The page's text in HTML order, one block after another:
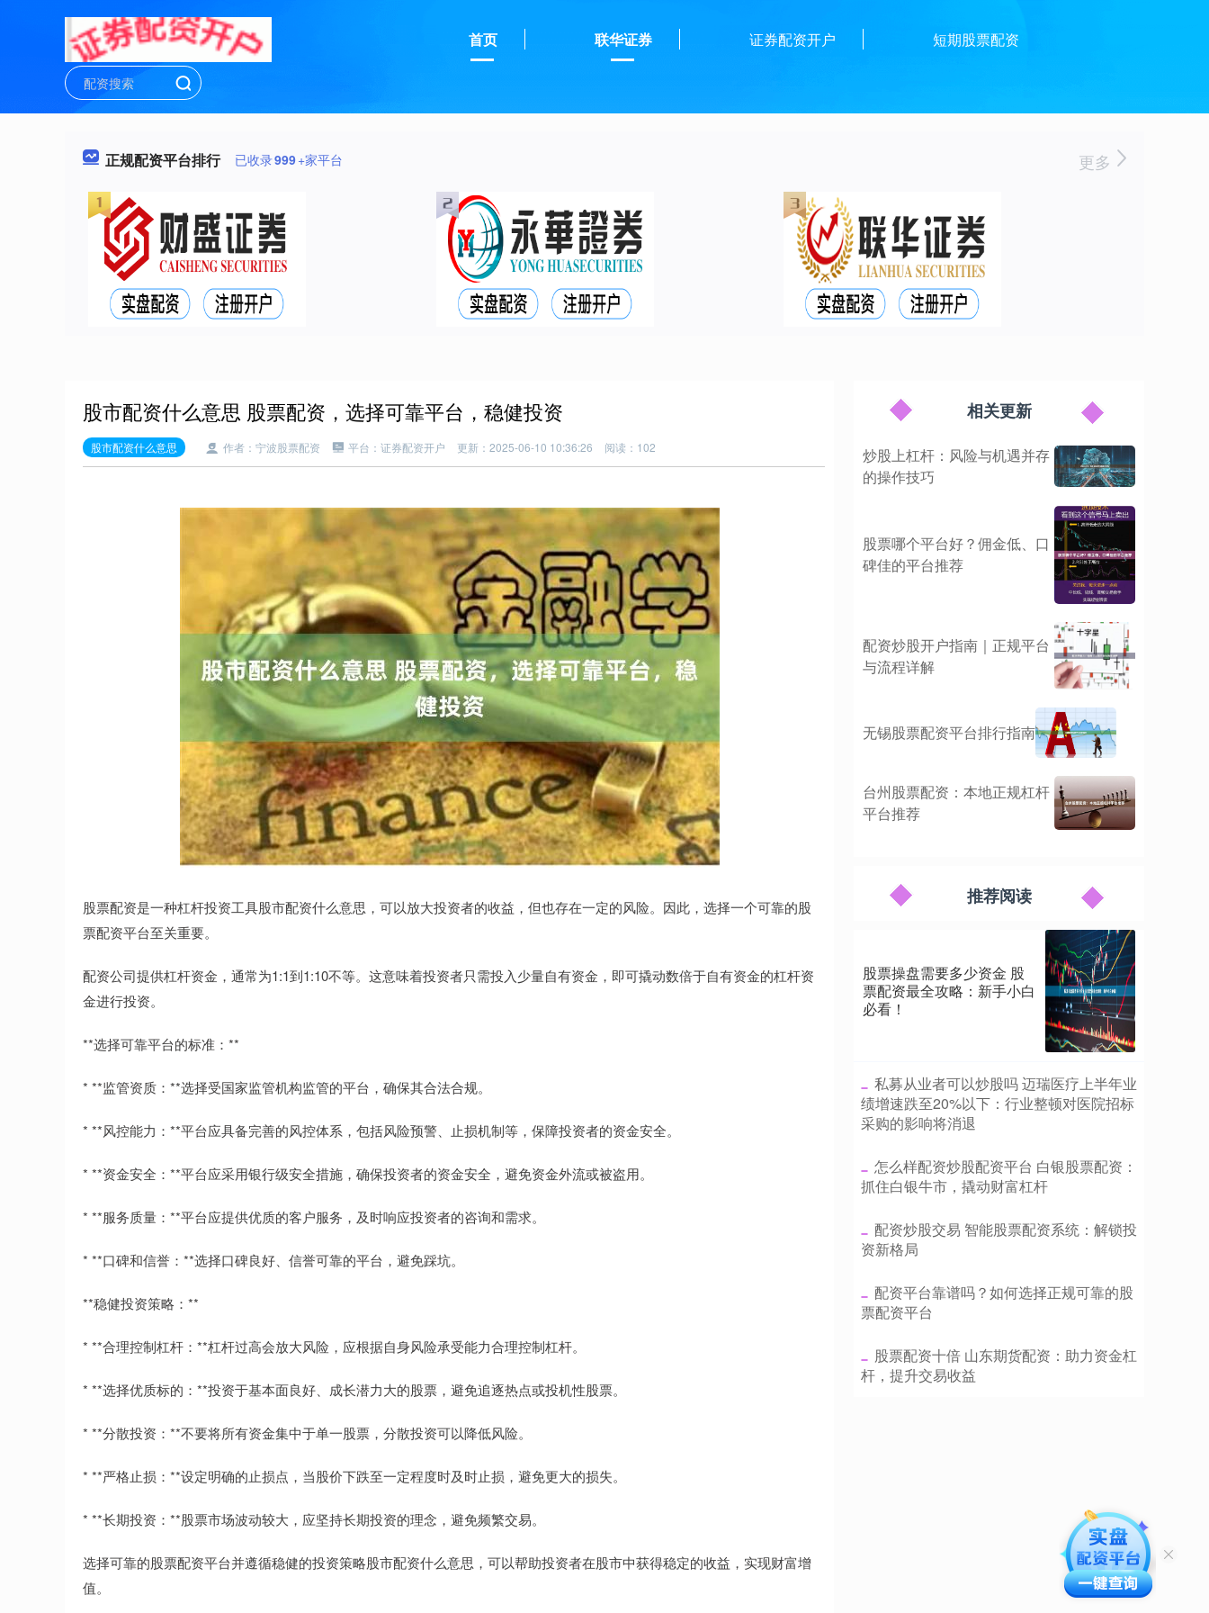
首页 联华证券 证券配资开户 短期股票配资
正规配资平台排行 已收录999+家平台 更多
股市配资什么意思 股票配资，选择可靠平台，稳健投资
股市配资什么意思 作者：宁波股票配资 平台：证券配资开户 更新：2025-06-10 10:36:26 阅读：102
股票配资是一种杠杆投资工具股市配资什么意思，可以放大投资者的收益，但也存在一定的风险。因此，选择一个可靠的股
票配资平台至关重要。
配资公司提供杠杆资金，通常为1:1到1:10不等。这意味着投资者只需投入少量自有资金，即可撬动数倍于自有资金的杠杆资
金进行投资。
**选择可靠平台的标准：**
* **监管资质：**选择受国家监管机构监管的平台，确保其合法合规。
* **风控能力：**平台应具备完善的风控体系，包括风险预警、止损机制等，保障投资者的资金安全。
* **资金安全：**平台应采用银行级安全措施，确保投资者的资金安全，避免资金外流或被盗用。
* **服务质量：**平台应提供优质的客户服务，及时响应投资者的咨询和需求。
* **口碑和信誉：**选择口碑良好、信誉可靠的平台，避免踩坑。
**稳健投资策略：**
* **合理控制杠杆：**杠杆过高会放大风险，应根据自身风险承受能力合理控制杠杆。
* **选择优质标的：**投资于基本面良好、成长潜力大的股票，避免追逐热点或投机性股票。
* **分散投资：**不要将所有资金集中于单一股票，分散投资可以降低风险。
* **严格止损：**设定明确的止损点，当股价下跌至一定程度时及时止损，避免更大的损失。
* **长期投资：**股票市场波动较大，应坚持长期投资的理念，避免频繁交易。
选择可靠的股票配资平台并遵循稳健的投资策略股市配资什么意思，可以帮助投资者在股市中获得稳定的收益，实现财富增
值。
相关更新
炒股上杠杆：风险与机遇并存
的操作技巧
股票哪个平台好？佣金低、口
碑佳的平台推荐
配资炒股开户指南｜正规平台
与流程详解
无锡股票配资平台排行指南
台州股票配资：本地正规杠杆
平台推荐
推荐阅读
股票操盘需要多少资金 股
票配资最全攻略：新手小白
必看！
​私募从业者可以炒股吗 迈瑞医疗上半年业
绩增速跌至20%以下：行业整顿对医院招标
采购的影响将消退
​怎么样配资炒股配资平台 白银股票配资：
抓住白银牛市，撬动财富杠杆
​配资炒股交易 智能股票配资系统：解锁投
资新格局
​配资平台靠谱吗？如何选择正规可靠的股
票配资平台
​股票配资十倍 山东期货配资：助力资金杠
杆，提升交易收益